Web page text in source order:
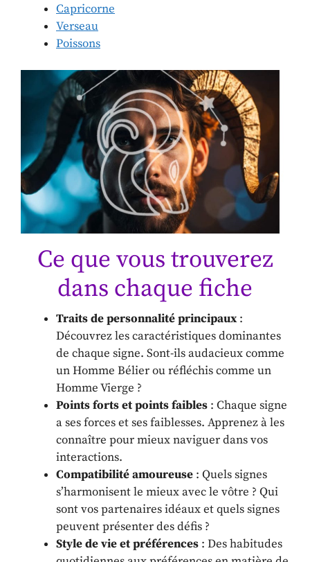
Capricorne
Verseau
Poissons
Ce que vous trouverez
dans chaque fiche
Traits de personnalité principaux:
Découvrez les caractéristiques dominantes
de chaque signe. Sont-ils audacieux comme
un Homme Bélier ou réfléchis comme un
Homme Vierge ?
Points forts et points faibles : Chaque signe
a ses forces et ses faiblesses. Apprenez à les
connaître pour mieux naviguer dans vos
interactions.
Compatibilité amoureuse : Quels signes
s’harmonisent le mieux avec le vôtre ? Qui
sont vos partenaires idéaux et quels signes
peuvent présenter des défis ?
Style de vie et préférences : Des habitudes